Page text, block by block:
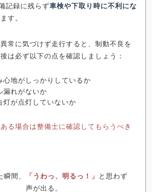
記録に残らず車検や下取り時に不利にな
す。
常に気づけず走行すると、制動不良を
は必ず以下の点を確認しましょう：
心地がしっかりしているか
漏れがないか
灯が点灯していないか
る場合は整備士に確認してもらうべき
間、 「うわっ、明るっ！」 と思わず
声が出る。